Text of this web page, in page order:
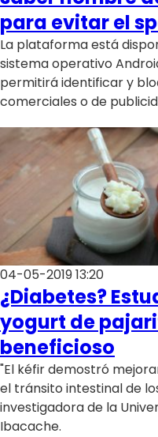
para evitar el
La plataforma está
sistema operativo
permitirá identificar y
comerciales o de
04-05-2019 13:20
¿Diabetes?
yogurt de
beneficioso
"El kéfir demostró
el tránsito intestinal de
investigadora de la
Ibacache.